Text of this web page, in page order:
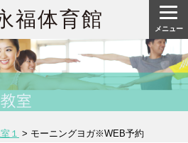
福体育館
１ > モーニングヨガ※WEB予約
メニュー